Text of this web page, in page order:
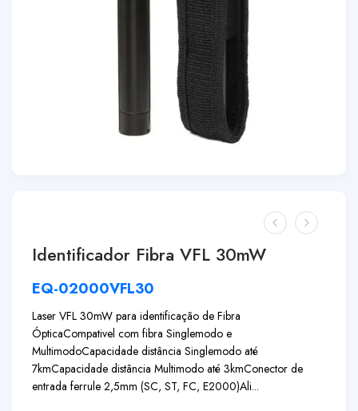
Identificador Fibra VFL 30mW
EQ-02000VFL30
Laser VFL 30mW para identificação de Fibra
ÓpticaCompativel com fibra Singlemodo e
MultimodoCapacidade distância Singlemodo até
7kmCapacidade distância Multimodo até 3kmConector de
entrada ferrule 2,5mm (SC, ST, FC, E2000)Ali...